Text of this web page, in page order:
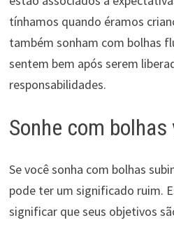
tínhamos quando éramos
também sonham com bolhas
sentem bem após serem
responsabilidades.
Sonhe com
Se você sonha com bolhas
pode ter um significado ruim.
significar que seus objetivos